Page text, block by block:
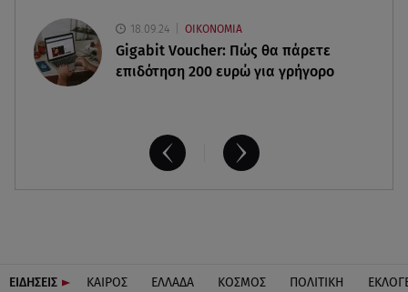
18.09.24 ΟΙΚΟΝΟΜΙΑ
Gigabit Voucher: Πώς θα πάρετε
επιδότηση 200 ευρώ για γρήγορο
ΕΙΔΗΣΕΙΣ ΚΑΙΡΟΣ ΕΛΛΑΔΑ ΚΟΣΜΟΣ ΠΟΛΙΤΙΚΗ